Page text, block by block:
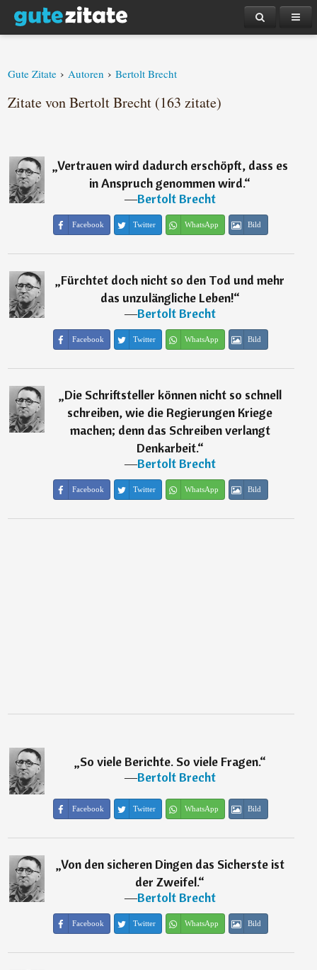
Gute Zitate › Autoren › Bertolt Brecht
Zitate von Bertolt Brecht (163 zitate)
„Vertrauen wird dadurch erschöpft, dass es
in Anspruch genommen wird.“
―Bertolt Brecht
Facebook Twitter WhatsApp Bild
„Fürchtet doch nicht so den Tod und mehr
das unzulängliche Leben!“
―Bertolt Brecht
Facebook Twitter WhatsApp Bild
„Die Schriftsteller können nicht so schnell
schreiben, wie die Regierungen Kriege
machen; denn das Schreiben verlangt
Denkarbeit.“
―Bertolt Brecht
Facebook Twitter WhatsApp Bild
„So viele Berichte. So viele Fragen.“
―Bertolt Brecht
Facebook Twitter WhatsApp Bild
„Von den sicheren Dingen das Sicherste ist
der Zweifel.“
―Bertolt Brecht
Facebook Twitter WhatsApp Bild